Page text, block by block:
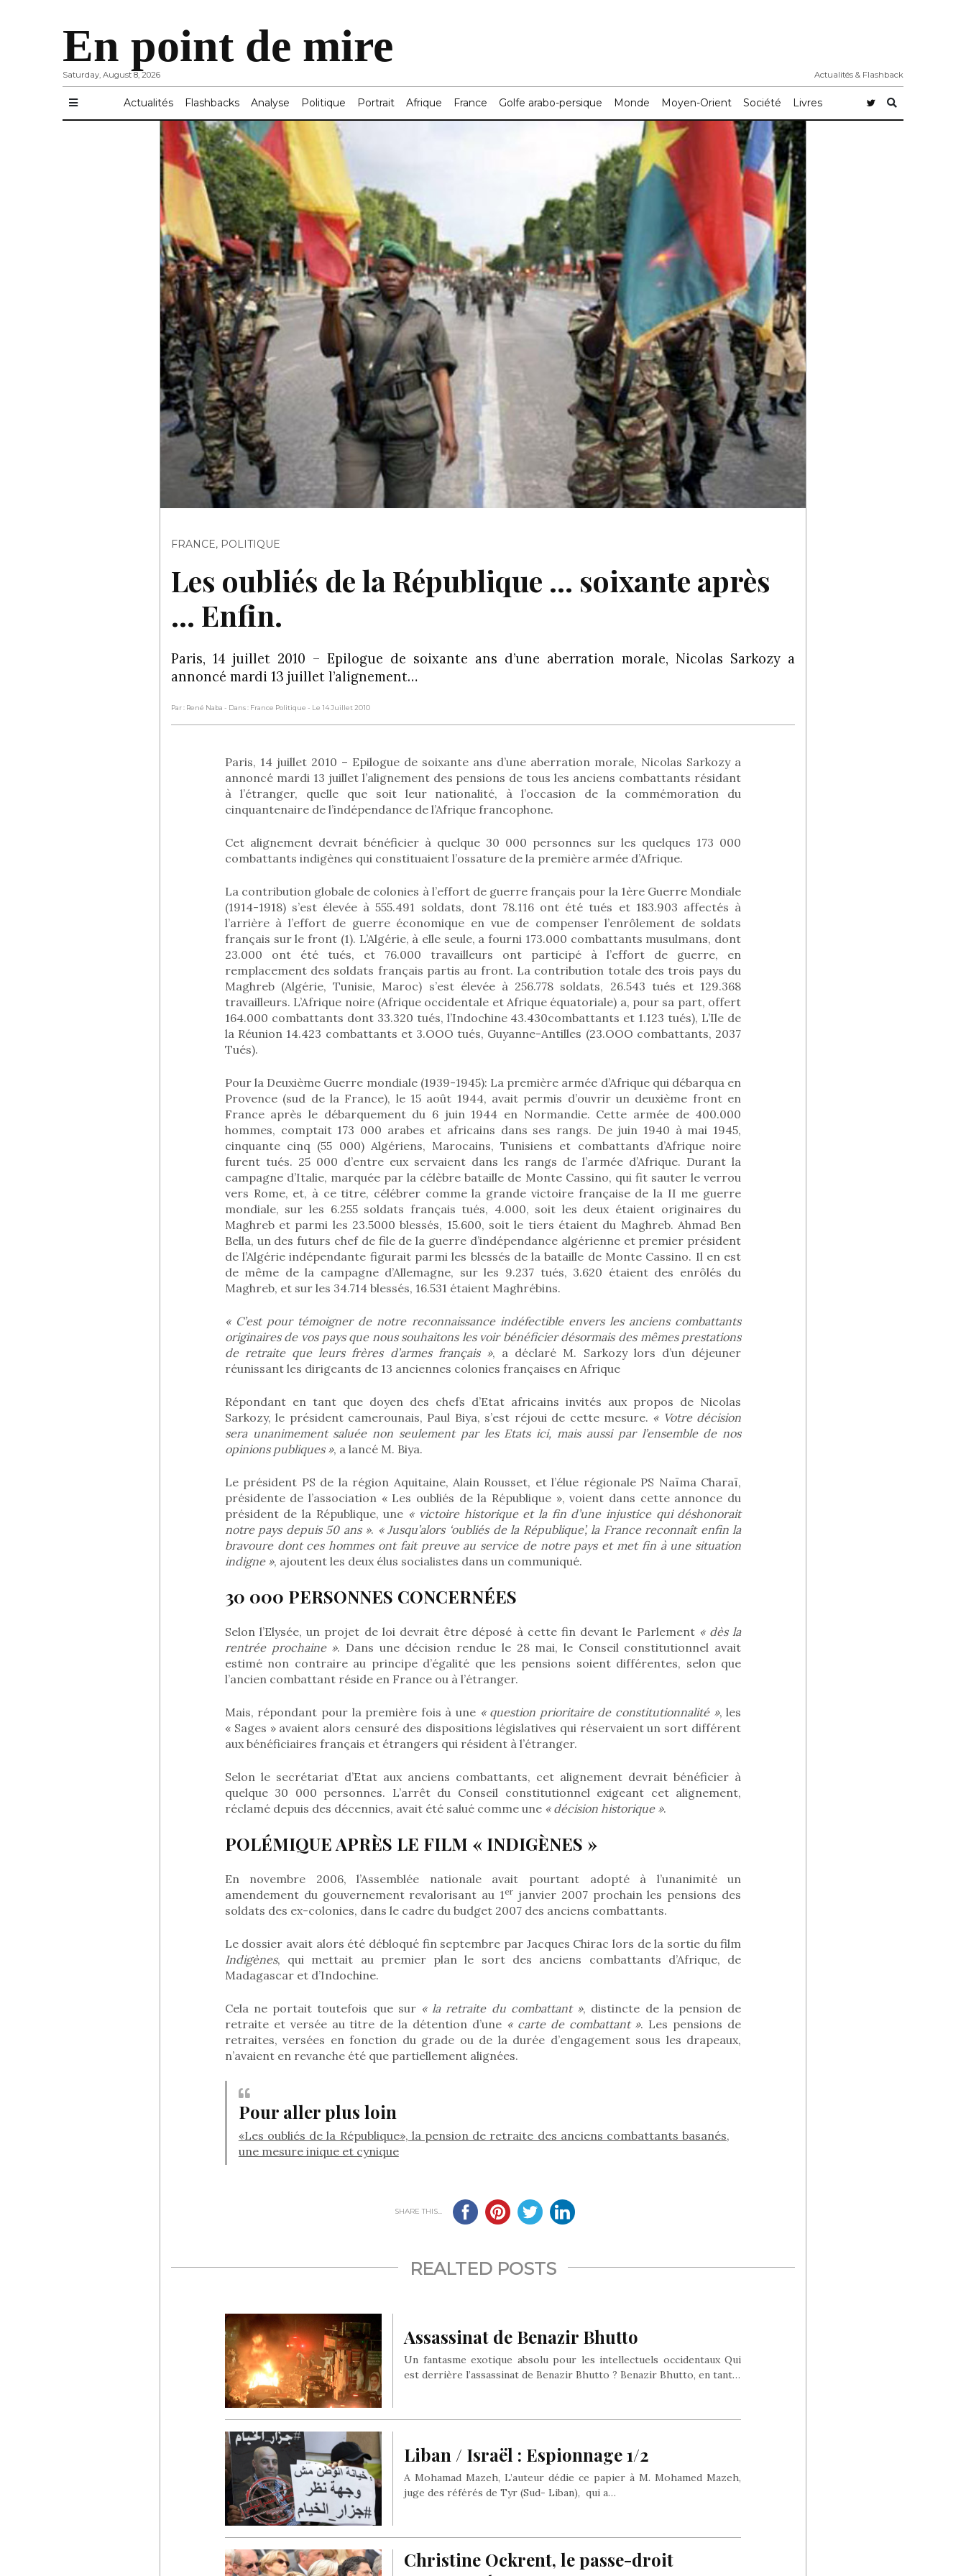
Saturday, August 8, 2026
En point de mire
Actualités & Flashback
Actualités Flashbacks Analyse Politique Portrait Afrique France Golfe arabo-persique Monde Moyen-Orient Société Livres
FRANCE, POLITIQUE
Les oubliés de la République … soixante après
… Enfin.
Paris, 14 juillet 2010 – Epilogue de soixante ans d’une aberration morale, Nicolas Sarkozy a
annoncé mardi 13 juillet l’alignement…
Par : René Naba - Dans : France Politique - Le 14 Juillet 2010
Paris, 14 juillet 2010 – Epilogue de soixante ans d’une aberration morale, Nicolas Sarkozy a
annoncé mardi 13 juillet l’alignement des pensions de tous les anciens combattants résidant
à l’étranger, quelle que soit leur nationalité, à l’occasion de la commémoration du
cinquantenaire de l’indépendance de l’Afrique francophone.
Cet alignement devrait bénéficier à quelque 30 000 personnes sur les quelques 173 000
combattants indigènes qui constituaient l’ossature de la première armée d’Afrique.
La contribution globale de colonies à l’effort de guerre français pour la 1ère Guerre Mondiale
(1914-1918) s’est élevée à 555.491 soldats, dont 78.116 ont été tués et 183.903 affectés à
l’arrière à l’effort de guerre économique en vue de compenser l’enrôlement de soldats
français sur le front (1). L’Algérie, à elle seule, a fourni 173.000 combattants musulmans, dont
23.000 ont été tués, et 76.000 travailleurs ont participé à l’effort de guerre, en
remplacement des soldats français partis au front. La contribution totale des trois pays du
Maghreb (Algérie, Tunisie, Maroc) s’est élevée à 256.778 soldats, 26.543 tués et 129.368
travailleurs. L’Afrique noire (Afrique occidentale et Afrique équatoriale) a, pour sa part, offert
164.000 combattants dont 33.320 tués, l’Indochine 43.430combattants et 1.123 tués), L’Ile de
la Réunion 14.423 combattants et 3.OOO tués, Guyanne-Antilles (23.OOO combattants, 2037
Tués).
Pour la Deuxième Guerre mondiale (1939-1945): La première armée d’Afrique qui débarqua en
Provence (sud de la France), le 15 août 1944, avait permis d’ouvrir un deuxième front en
France après le débarquement du 6 juin 1944 en Normandie. Cette armée de 400.000
hommes, comptait 173 000 arabes et africains dans ses rangs. De juin 1940 à mai 1945,
cinquante cinq (55 000) Algériens, Marocains, Tunisiens et combattants d’Afrique noire
furent tués. 25 000 d’entre eux servaient dans les rangs de l’armée d’Afrique. Durant la
campagne d’Italie, marquée par la célèbre bataille de Monte Cassino, qui fit sauter le verrou
vers Rome, et, à ce titre, célébrer comme la grande victoire française de la II me guerre
mondiale, sur les 6.255 soldats français tués, 4.000, soit les deux étaient originaires du
Maghreb et parmi les 23.5000 blessés, 15.600, soit le tiers étaient du Maghreb. Ahmad Ben
Bella, un des futurs chef de file de la guerre d’indépendance algérienne et premier président
de l’Algérie indépendante figurait parmi les blessés de la bataille de Monte Cassino. Il en est
de même de la campagne d’Allemagne, sur les 9.237 tués, 3.620 étaient des enrôlés du
Maghreb, et sur les 34.714 blessés, 16.531 étaient Maghrébins.
« C’est pour témoigner de notre reconnaissance indéfectible envers les anciens combattants
originaires de vos pays que nous souhaitons les voir bénéficier désormais des mêmes prestations
de retraite que leurs frères d’armes français », a déclaré M. Sarkozy lors d’un déjeuner
réunissant les dirigeants de 13 anciennes colonies françaises en Afrique
Répondant en tant que doyen des chefs d’Etat africains invités aux propos de Nicolas
Sarkozy, le président camerounais, Paul Biya, s’est réjoui de cette mesure. « Votre décision
sera unanimement saluée non seulement par les Etats ici, mais aussi par l’ensemble de nos
opinions publiques », a lancé M. Biya.
Le président PS de la région Aquitaine, Alain Rousset, et l’élue régionale PS Naïma Charaï,
présidente de l’association « Les oubliés de la République », voient dans cette annonce du
président de la République, une « victoire historique et la fin d’une injustice qui déshonorait
notre pays depuis 50 ans ». « Jusqu’alors ‘oubliés de la République’, la France reconnaît enfin la
bravoure dont ces hommes ont fait preuve au service de notre pays et met fin à une situation
indigne », ajoutent les deux élus socialistes dans un communiqué.
30 000 PERSONNES CONCERNÉES
Selon l’Elysée, un projet de loi devrait être déposé à cette fin devant le Parlement « dès la
rentrée prochaine ». Dans une décision rendue le 28 mai, le Conseil constitutionnel avait
estimé non contraire au principe d’égalité que les pensions soient différentes, selon que
l’ancien combattant réside en France ou à l’étranger.
Mais, répondant pour la première fois à une « question prioritaire de constitutionnalité », les
« Sages » avaient alors censuré des dispositions législatives qui réservaient un sort différent
aux bénéficiaires français et étrangers qui résident à l’étranger.
Selon le secrétariat d’Etat aux anciens combattants, cet alignement devrait bénéficier à
quelque 30 000 personnes. L’arrêt du Conseil constitutionnel exigeant cet alignement,
réclamé depuis des décennies, avait été salué comme une « décision historique ».
POLÉMIQUE APRÈS LE FILM « INDIGÈNES »
En novembre 2006, l’Assemblée nationale avait pourtant adopté à l’unanimité un
amendement du gouvernement revalorisant au 1er janvier 2007 prochain les pensions des
soldats des ex-colonies, dans le cadre du budget 2007 des anciens combattants.
Le dossier avait alors été débloqué fin septembre par Jacques Chirac lors de la sortie du film
Indigènes, qui mettait au premier plan le sort des anciens combattants d’Afrique, de
Madagascar et d’Indochine.
Cela ne portait toutefois que sur « la retraite du combattant », distincte de la pension de
retraite et versée au titre de la détention d’une « carte de combattant ». Les pensions de
retraites, versées en fonction du grade ou de la durée d’engagement sous les drapeaux,
n’avaient en revanche été que partiellement alignées.
Pour aller plus loin
«Les oubliés de la République», la pension de retraite des anciens combattants basanés,
une mesure inique et cynique
SHARE THIS...
REALTED POSTS
Assassinat de Benazir Bhutto
Un fantasme exotique absolu pour les intellectuels occidentaux Qui
est derrière l’assassinat de Benazir Bhutto ? Benazir Bhutto, en tant…
Liban / Israël : Espionnage 1/2
A Mohamad Mazeh, L’auteur dédie ce papier à M. Mohamed Mazeh,
juge des référés de Tyr (Sud- Liban), qui a…
Christine Ockrent, le passe-droit